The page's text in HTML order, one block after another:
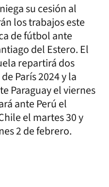
su cesión al
los trabajos este
de fútbol ante
del Estero. El
repartirá dos
París 2024 y la
Paraguay el viernes
ante Perú el
el martes 30 y
2 de febrero.